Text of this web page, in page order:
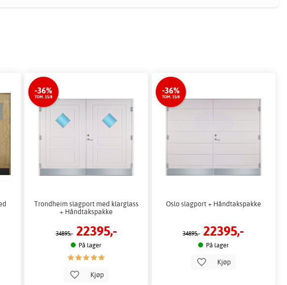
-36%
TOM. 15/8
Trondheim slagport med klarglass
+ Håndtakspakke
34895,- 22395,-
På lager
Kjøp
-36%
TOM. 15/8
Oslo slagport + Håndtakspakke
34895,- 22395,-
På lager
Kjøp